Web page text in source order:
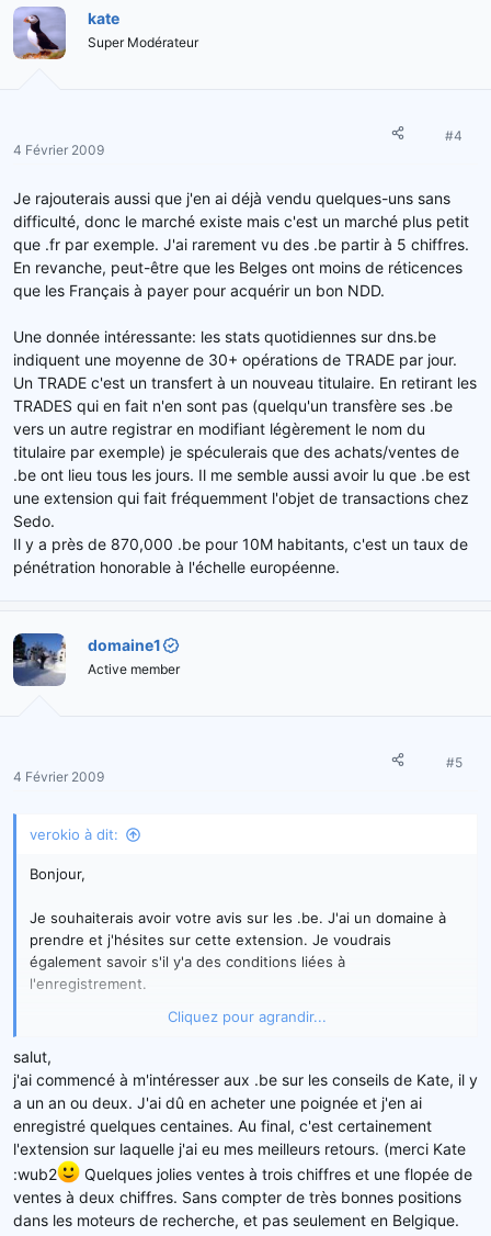
kate
Super Modérateur
4 Février 2009
#4
Je rajouterais aussi que j'en ai déjà vendu quelques-uns sans
difficulté, donc le marché existe mais c'est un marché plus petit
que .fr par exemple. J'ai rarement vu des .be partir à 5 chiffres.
En revanche, peut-être que les Belges ont moins de réticences
que les Français à payer pour acquérir un bon NDD.
Une donnée intéressante: les stats quotidiennes sur dns.be
indiquent une moyenne de 30+ opérations de TRADE par jour.
Un TRADE c'est un transfert à un nouveau titulaire. En retirant les
TRADES qui en fait n'en sont pas (quelqu'un transfère ses .be
vers un autre registrar en modifiant légèrement le nom du
titulaire par exemple) je spéculerais que des achats/ventes de
.be ont lieu tous les jours. Il me semble aussi avoir lu que .be est
une extension qui fait fréquemment l'objet de transactions chez
Sedo.
Il y a près de 870,000 .be pour 10M habitants, c'est un taux de
pénétration honorable à l'échelle européenne.
domaine1
Active member
4 Février 2009
#5
verokio à dit:
Bonjour,
Je souhaiterais avoir votre avis sur les .be. J'ai un domaine à
prendre et j'hésites sur cette extension. Je voudrais
également savoir s'il y'a des conditions liées à
l'enregistrement.
Merci d'avance pour vos réponses.
Cliquez pour agrandir...
salut,
j'ai commencé à m'intéresser aux .be sur les conseils de Kate, il y
a un an ou deux. J'ai dû en acheter une poignée et j'en ai
enregistré quelques centaines. Au final, c'est certainement
l'extension sur laquelle j'ai eu mes meilleurs retours. (merci Kate
:wub2
Quelques jolies ventes à trois chiffres et une flopée de
ventes à deux chiffres. Sans compter de très bonnes positions
dans les moteurs de recherche, et pas seulement en Belgique.